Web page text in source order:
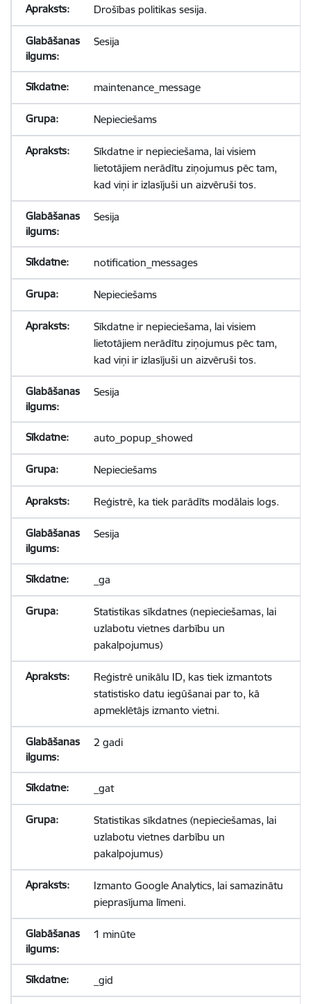
Drošības politikas sesija.
Sesija
maintenance_message
Nepieciešams
Sīkdatne ir nepieciešama, lai visiem
lietotājiem nerādītu ziņojumus pēc tam,
kad viņi ir izlasījuši un aizvēruši tos.
Sesija
notification_messages
Nepieciešams
Sīkdatne ir nepieciešama, lai visiem
lietotājiem nerādītu ziņojumus pēc tam,
kad viņi ir izlasījuši un aizvēruši tos.
Sesija
auto_popup_showed
Nepieciešams
Reģistrē, ka tiek parādīts modālais logs.
Sesija
_ga
Statistikas sīkdatnes (nepieciešamas, lai
uzlabotu vietnes darbību un
pakalpojumus)
Reģistrē unikālu ID, kas tiek izmantots
statistisko datu iegūšanai par to, kā
apmeklētājs izmanto vietni.
2 gadi
_gat
Statistikas sīkdatnes (nepieciešamas, lai
uzlabotu vietnes darbību un
pakalpojumus)
Izmanto Google Analytics, lai samazinātu
pieprasījuma līmeni.
1 minūte
_gid